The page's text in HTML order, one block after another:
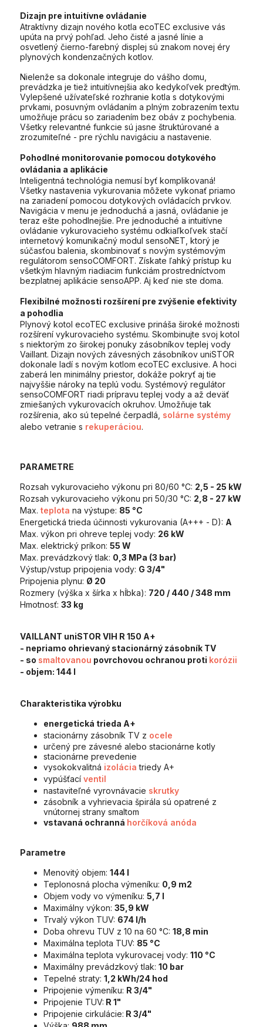
Dizajn pre intuitívne ovládanie
Atraktívny dizajn nového kotla ecoTEC exclusive vás
upúta na prvý pohľad. Jeho čisté a jasné línie a
osvetlený čierno-farebný displej sú znakom novej éry
plynových kondenzačných kotlov.
Nielenže sa dokonale integruje do vášho domu,
prevádzka je tiež intuitívnejšia ako kedykoľvek predtým.
Vylepšené užívateľské rozhranie kotla s dotykovými
prvkami, posuvným ovládaním a plným zobrazením textu
umožňuje prácu so zariadením bez obáv z pochybenia.
Všetky relevantné funkcie sú jasne štruktúrované a
zrozumiteľné - pre rýchlu navigáciu a nastavenie.
Pohodlné monitorovanie pomocou dotykového
ovládania a aplikácie
Inteligentná technológia nemusí byť komplikovaná!
Všetky nastavenia vykurovania môžete vykonať priamo
na zariadení pomocou dotykových ovládacích prvkov.
Navigácia v menu je jednoduchá a jasná, ovládanie je
teraz ešte pohodlnejšie. Pre jednoduché a intuitívne
ovládanie vykurovacieho systému odkiaľkoľvek stačí
internetový komunikačný modul sensoNET, ktorý je
súčasťou balenia, skombinovať s novým systémovým
regulátorom sensoCOMFORT. Získate ľahký prístup ku
všetkým hlavným riadiacim funkciám prostredníctvom
bezplatnej aplikácie sensoAPP. Aj keď nie ste doma.
Flexibilné možnosti rozšírení pre zvýšenie efektivity
a pohodlia
Plynový kotol ecoTEC exclusive prináša široké možnosti
rozšírení vykurovacieho systému. Skombinujte svoj kotol
s niektorým zo širokej ponuky zásobníkov teplej vody
Vaillant. Dizajn nových závesných zásobníkov uniSTOR
dokonale ladí s novým kotlom ecoTEC exclusive. A hoci
zaberá len minimálny priestor, dokáže pokryť aj tie
najvyššie nároky na teplú vodu. Systémový regulátor
sensoCOMFORT riadi prípravu teplej vody a až deväť
zmiešaných vykurovacích okruhov. Umožňuje tak
rozšírenia, ako sú tepelné čerpadlá, solárne systémy
alebo vetranie s rekuperáciou.
PARAMETRE
Rozsah vykurovacieho výkonu pri 80/60 °C: 2,5 - 25 kW
Rozsah vykurovacieho výkonu pri 50/30 °C: 2,8 - 27 kW
Max. teplota na výstupe: 85 °C
Energetická trieda účinnosti vykurovania (A+++ - D): A
Max. výkon pri ohreve teplej vody: 26 kW
Max. elektrický príkon: 55 W
Max. prevádzkový tlak: 0,3 MPa (3 bar)
Výstup/vstup pripojenia vody: G 3/4"
Pripojenia plynu: Ø 20
Rozmery (výška x šírka x hĺbka): 720 / 440 / 348 mm
Hmotnosť: 33 kg
VAILLANT uniSTOR VIH R 150 A+
- nepriamo ohrievaný stacionárný zásobník TV
- so smaltovanou povrchovou ochranou proti korózii
- objem: 144 l
Charakteristika výrobku
energetická trieda A+
stacionárny zásobník TV z ocele
určený pre závesné alebo stacionárne kotly
stacionárne prevedenie
vysokokvalitná izolácia triedy A+
vypúšťací ventil
nastaviteľné vyrovnávacie skrutky
zásobník a vyhrievacia špirála sú opatrené z
vnútornej strany smaltom
vstavaná ochranná horčíková anóda
Parametre
Menovitý objem: 144 l
Teplonosná plocha výmeníku: 0,9 m2
Objem vody vo výmeníku: 5,7 l
Maximálny výkon: 35,9 kW
Trvalý výkon TUV: 674 l/h
Doba ohrevu TUV z 10 na 60 °C: 18,8 min
Maximálna teplota TUV: 85 °C
Maximálna teplota vykurovacej vody: 110 °C
Maximálny prevádzkový tlak: 10 bar
Tepelné straty: 1,2 kWh/24 hod
Pripojenie výmeníku: R 3/4"
Pripojenie TUV: R 1"
Pripojenie cirkulácie: R 3/4"